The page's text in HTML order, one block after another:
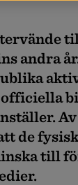
andra
officiella
de
till